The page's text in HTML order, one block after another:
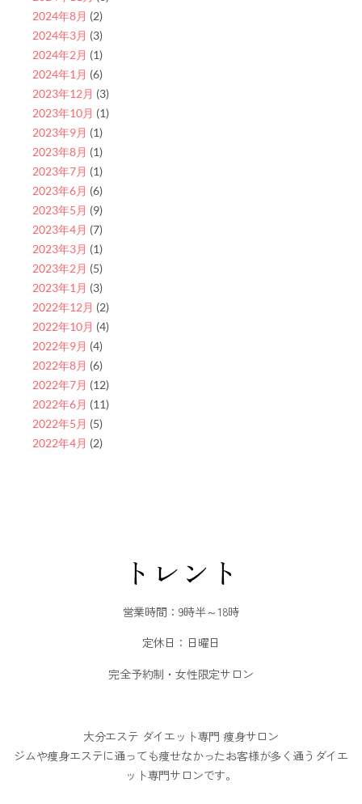
2024年8月 (2)
2024年3月 (3)
2024年2月 (1)
2024年1月 (6)
2023年12月 (3)
2023年10月 (1)
2023年9月 (1)
2023年8月 (1)
2023年7月 (1)
2023年6月 (6)
2023年5月 (9)
2023年4月 (7)
2023年3月 (1)
2023年2月 (5)
2023年1月 (3)
2022年12月 (2)
2022年10月 (4)
2022年9月 (4)
2022年8月 (6)
2022年7月 (12)
2022年6月 (11)
2022年5月 (5)
2022年4月 (2)
トレント
営業時間：9時半～18時
定休日：日曜日
完全予約制・女性限定サロン
大分エステ ダイエット専門 痩身サロン
ジムや痩身エステに通っても痩せなかったお客様が多く通うダイエ
ット専門サロンです。